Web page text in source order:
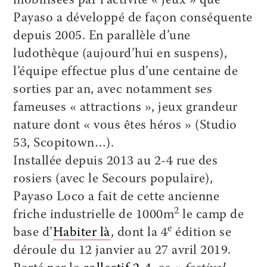
Payaso a développé de façon conséquente
depuis 2005. En parallèle d’une
ludothèque (aujourd’hui en suspens),
l’équipe effectue plus d’une centaine de
sorties par an, avec notamment ses
fameuses « attractions », jeux grandeur
nature dont « vous êtes héros » (Studio
53, Scopitown…).
Installée depuis 2013 au 2-4 rue des
rosiers (avec le Secours populaire),
Payaso Loco a fait de cette ancienne
friche industrielle de 1000m2 le camp de
base d’Habiter là, dont la 4e édition se
déroule du 12 janvier au 27 avril 2019.